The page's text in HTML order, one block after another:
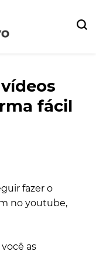
fácil
fazer o
no youtube,
as